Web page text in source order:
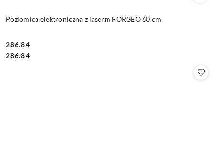
Poziomica elektroniczna z laserm FORGEO 60 cm
Cena:
286.84
Cena:
286.84